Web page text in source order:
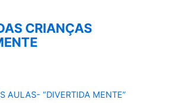
CRIANÇAS